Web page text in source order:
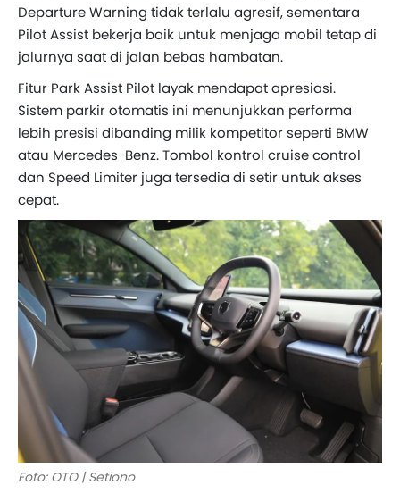
Departure Warning tidak terlalu agresif, sementara
Pilot Assist bekerja baik untuk menjaga mobil tetap di
jalurnya saat di jalan bebas hambatan.
Fitur Park Assist Pilot layak mendapat apresiasi.
Sistem parkir otomatis ini menunjukkan performa
lebih presisi dibanding milik kompetitor seperti BMW
atau Mercedes-Benz. Tombol kontrol cruise control
dan Speed Limiter juga tersedia di setir untuk akses
cepat.
Foto: OTO | Setiono